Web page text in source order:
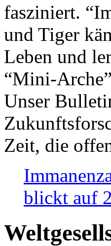
fasziniert.
und Tiger
Leben und
“Mini-
Unser
Zeit, die
blickt auf